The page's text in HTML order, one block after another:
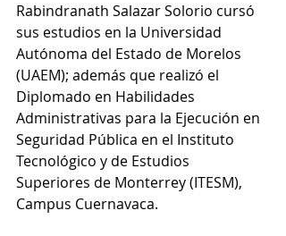
Rabindranath Salazar Solorio cursó
sus estudios en la Universidad
Autónoma del Estado de Morelos
(UAEM); además que realizó el
Diplomado en Habilidades
Administrativas para la Ejecución en
Seguridad Pública en el Instituto
Tecnológico y de Estudios
Superiores de Monterrey (ITESM),
Campus Cuernavaca.